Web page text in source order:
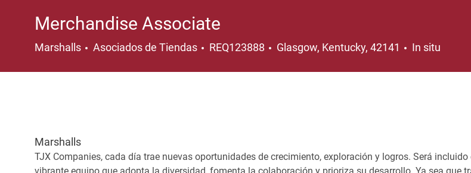
Merchandise Associate
Marshalls Categoría
Asociados de Tiendas REQ123888 Ubicación
Glasgow, Kentucky, 42141 In situ
Marshalls
TJX Companies, cada día trae nuevas oportunidades de crecimiento, exploración y logros. Será incluido